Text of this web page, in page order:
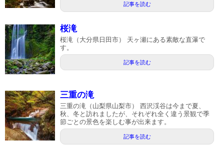
記事を読む
桜滝
桜滝（大分県日田市） 天ヶ瀬にある素敵な直瀑で
す。
記事を読む
三重の滝
三重の滝（山梨県山梨市） 西沢渓谷は今まで夏、
秋、冬と訪れましたが、それぞれ全く違う景観で季
節ごとの景色を楽しむ事が出来ます。
記事を読む